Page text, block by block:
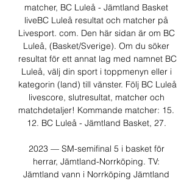
matcher, BC Luleå - Jämtland Basket
liveBC Luleå resultat och matcher på
Livesport. com. Den här sidan är om BC
Luleå, (Basket/Sverige). Om du söker
resultat för ett annat lag med namnet BC
Luleå, välj din sport i toppmenyn eller i
kategorin (land) till vänster. Följ BC Luleå
livescore, slutresultat, matcher och
matchdetaljer! Kommande matcher: 15.
12. BC Luleå - Jämtland Basket, 27.
2023 — SM-semifinal 5 i basket för
herrar, Jämtland-Norrköping. TV:
Jämtland vann i Norrköping Jämtland